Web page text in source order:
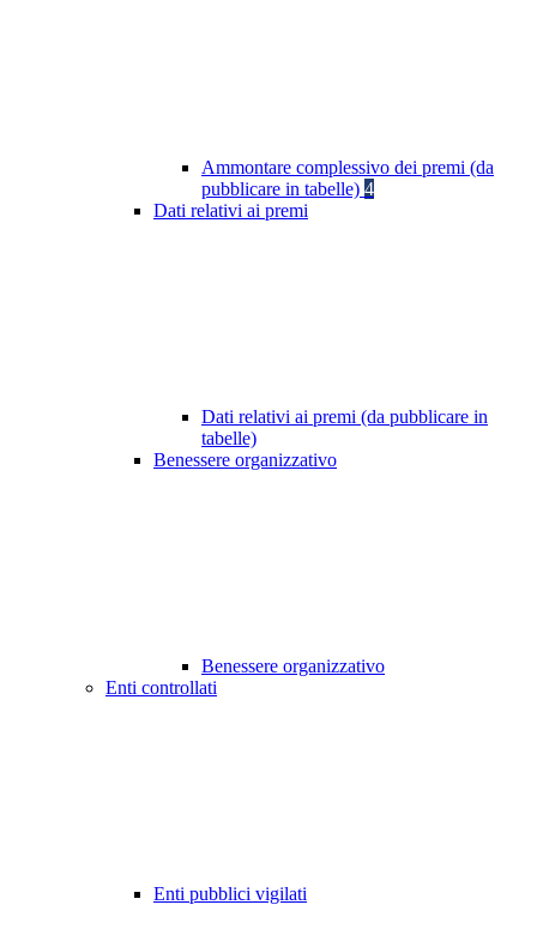
Ammontare complessivo dei premi (da
pubblicare in tabelle) 4
Dati relativi ai premi
Dati relativi ai premi (da pubblicare in
tabelle)
Benessere organizzativo
Benessere organizzativo
Enti controllati
Enti pubblici vigilati